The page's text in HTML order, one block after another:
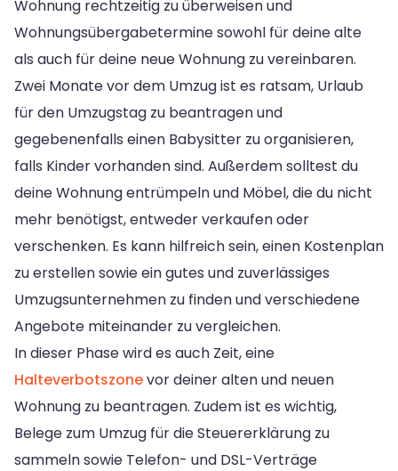
Wohnung rechtzeitig zu überweisen und
Wohnungsübergabetermine sowohl für deine alte
als auch für deine neue Wohnung zu vereinbaren.
Zwei Monate vor dem Umzug ist es ratsam, Urlaub
für den Umzugstag zu beantragen und
gegebenenfalls einen Babysitter zu organisieren,
falls Kinder vorhanden sind. Außerdem solltest du
deine Wohnung entrümpeln und Möbel, die du nicht
mehr benötigst, entweder verkaufen oder
verschenken. Es kann hilfreich sein, einen Kostenplan
zu erstellen sowie ein gutes und zuverlässiges
Umzugsunternehmen zu finden und verschiedene
Angebote miteinander zu vergleichen.
In dieser Phase wird es auch Zeit, eine
Halteverbotszonevor deiner alten und neuen
Wohnung zu beantragen. Zudem ist es wichtig,
Belege zum Umzug für die Steuererklärung zu
sammeln sowie Telefon- und DSL-Verträge